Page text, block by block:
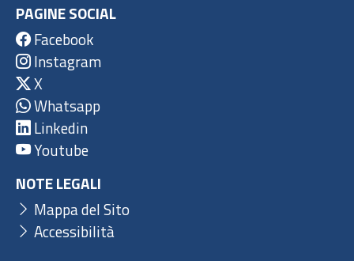
PAGINE SOCIAL
Facebook
Instagram
X
Whatsapp
Linkedin
Youtube
NOTE LEGALI
Mappa del Sito
Accessibilità